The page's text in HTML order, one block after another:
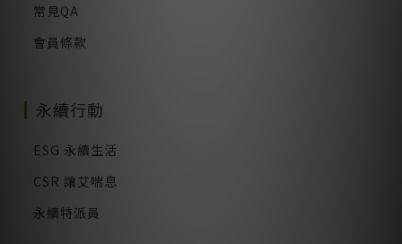
常見QA
會員條款
永續行動
ESG 永續生活
CSR 讓艾喘息
永續特派員